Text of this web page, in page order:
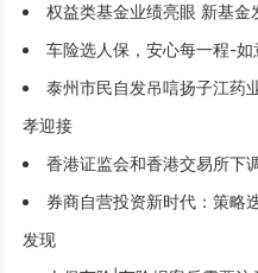
权益类基金业绩亮眼 新基金
车险选人保，安心每一程-
泰州市民自发吊唁扬子江药
孝迎接
香港证监会和香港交易所下
券商自营投资新时代：策略
发现